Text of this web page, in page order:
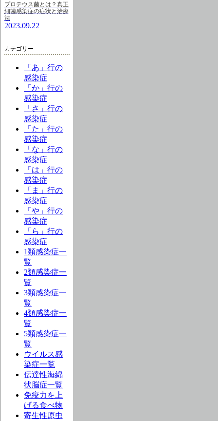
プロテウス菌とは？真正
細菌感染症の症状と治療
法
2023.09.22
カテゴリー
「あ」行の
感染症
「か」行の
感染症
「さ」行の
感染症
「た」行の
感染症
「な」行の
感染症
「は」行の
感染症
「ま」行の
感染症
「や」行の
感染症
「ら」行の
感染症
1類感染症一
覧
2類感染症一
覧
3類感染症一
覧
4類感染症一
覧
5類感染症一
覧
ウイルス感
染症一覧
伝達性海綿
状脳症一覧
免疫力を上
げる食べ物
寄生性原虫